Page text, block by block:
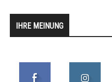
IHRE MEINUNG